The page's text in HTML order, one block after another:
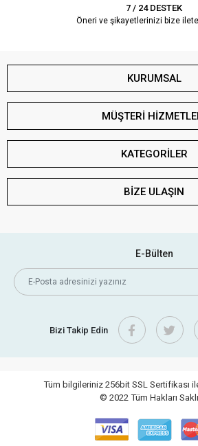
7 / 24 DESTEK
Öneri ve şikayetlerinizi bize
KURUMSAL
MÜŞTERİ
KATEGORİLER
BİZE ULAŞIN
E-Bülten
Bizi Takip Edin
Tüm bilgileriniz 256bit SSL Sertifikası
© 2022 Tüm Hakları